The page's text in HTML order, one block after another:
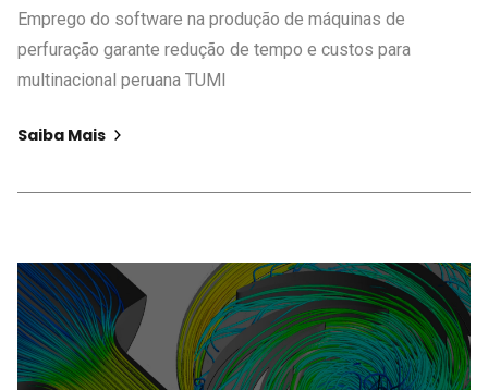
Emprego do software na produção de máquinas de
perfuração garante redução de tempo e custos para
multinacional peruana TUMI
Saiba Mais